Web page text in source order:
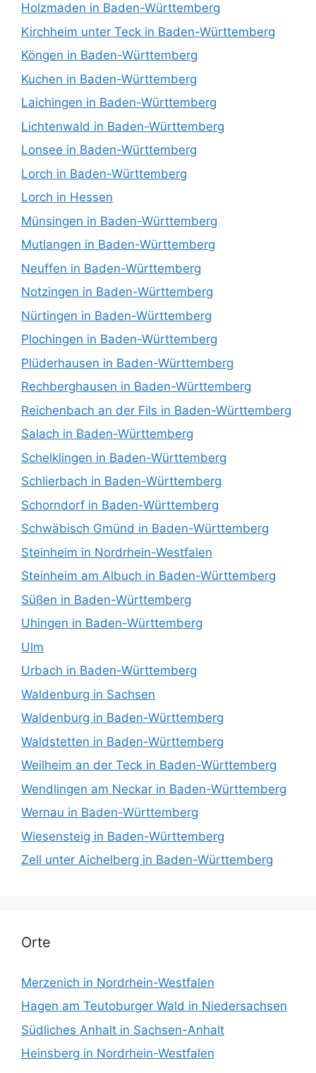
Holzmaden in Baden-Württemberg
Kirchheim unter Teck in Baden-Württemberg
Köngen in Baden-Württemberg
Kuchen in Baden-Württemberg
Laichingen in Baden-Württemberg
Lichtenwald in Baden-Württemberg
Lonsee in Baden-Württemberg
Lorch in Baden-Württemberg
Lorch in Hessen
Münsingen in Baden-Württemberg
Mutlangen in Baden-Württemberg
Neuffen in Baden-Württemberg
Notzingen in Baden-Württemberg
Nürtingen in Baden-Württemberg
Plochingen in Baden-Württemberg
Plüderhausen in Baden-Württemberg
Rechberghausen in Baden-Württemberg
Reichenbach an der Fils in Baden-Württemberg
Salach in Baden-Württemberg
Schelklingen in Baden-Württemberg
Schlierbach in Baden-Württemberg
Schorndorf in Baden-Württemberg
Schwäbisch Gmünd in Baden-Württemberg
Steinheim in Nordrhein-Westfalen
Steinheim am Albuch in Baden-Württemberg
Süßen in Baden-Württemberg
Uhingen in Baden-Württemberg
Ulm
Urbach in Baden-Württemberg
Waldenburg in Sachsen
Waldenburg in Baden-Württemberg
Waldstetten in Baden-Württemberg
Weilheim an der Teck in Baden-Württemberg
Wendlingen am Neckar in Baden-Württemberg
Wernau in Baden-Württemberg
Wiesensteig in Baden-Württemberg
Zell unter Aichelberg in Baden-Württemberg
Orte
Merzenich in Nordrhein-Westfalen
Hagen am Teutoburger Wald in Niedersachsen
Südliches Anhalt in Sachsen-Anhalt
Heinsberg in Nordrhein-Westfalen